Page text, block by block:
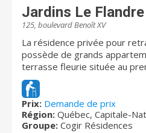
Jardins Le Flandre
125, boulevard Benoît XV
La résidence privée pour
possède de grands
terrasse fleurie située au
située dans un quartier en
de la rivière Saint-Charles,
tous les services.
résidents et employés en fait
accueillante où il fait bon vivre !
Prix: Demande de prix
Région: Québec, Capitale-
Groupe: Cogir Résidences